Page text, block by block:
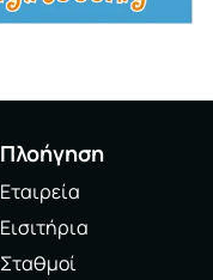
Πλοήγηση
Εταιρεία
Εισιτήρια
Σταθμοί